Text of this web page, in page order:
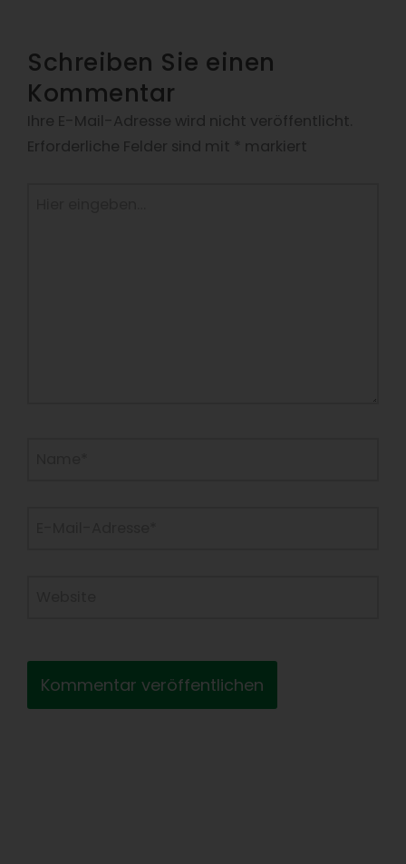
Schreiben Sie einen
Kommentar
Ihre E-Mail-Adresse wird nicht veröffentlicht.
Erforderliche Felder sind mit
markiert